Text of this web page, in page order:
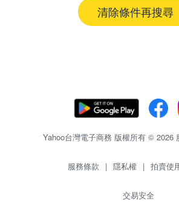
清除條件再搜尋
Yahoo台灣電子商務 版權所有 © 2026
服務條款 | 隱私權 | 拍賣使
交易安全